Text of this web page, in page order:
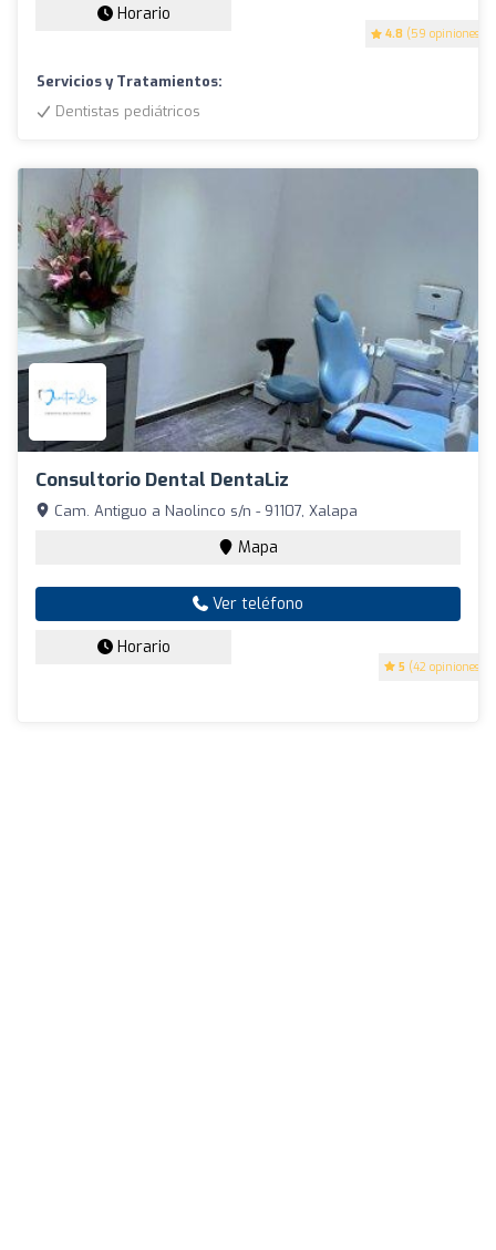
4.8 (59 opiniones)
Horario
Servicios y Tratamientos:
Dentistas pediátricos
Consultorio Dental DentaLiz
5 (42 opiniones)
Cam. Antiguo a Naolinco s/n - 91107, Xalapa
Mapa
Ver teléfono
Horario